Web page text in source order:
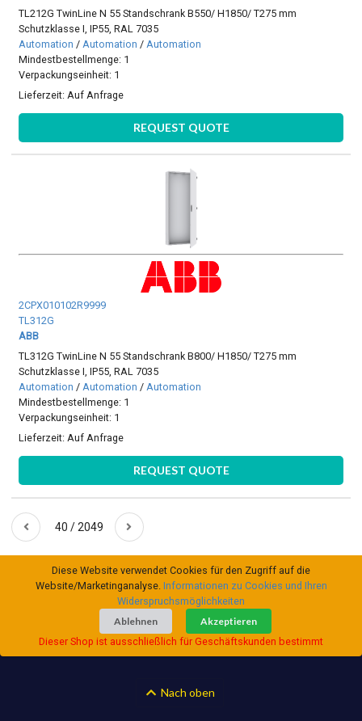
TL212G TwinLine N 55 Standschrank B550/ H1850/ T275 mm
Schutzklasse I, IP55, RAL 7035
Automation / Automation / Automation
Mindestbestellmenge: 1
Verpackungseinheit: 1
Lieferzeit:Auf Anfrage
REQUEST QUOTE
2CPX010102R9999
TL312G
ABB
TL312G TwinLine N 55 Standschrank B800/ H1850/ T275 mm
Schutzklasse I, IP55, RAL 7035
Automation /Automation /Automation
Mindestbestellmenge: 1
Verpackungseinheit: 1
Lieferzeit:Auf Anfrage
REQUEST QUOTE
40 / 2049
Diese Website verwendet Cookies für den Zugriff auf die
Website/Marketinganalyse. Informationen zu Cookies und Ihren
Widerspruchsmöglichkeiten
Ablehnen
Akzeptieren
Dieser Shop ist ausschließlich für Geschäftskunden bestimmt
Nach oben